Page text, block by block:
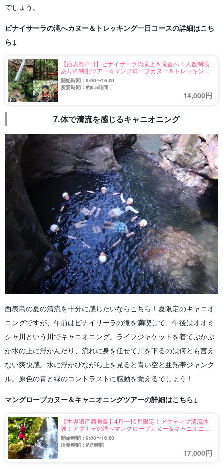
でしょう。
ピナイサーラの滝へカヌー＆トレッキング一日コースの詳細はこち
ら↓
【西表島/1日】ピナイサーラの滝上＆滝壺へ！人数制限
ありの特別ツアー☆マングローブカヌー＆トレッキング
コース♪滝上からの景色は感動間違いなし◎ランチ付き
（No.12）
開始時間：9:00〜16:00
所要時間：約6.5時間
14,000円
7.体で清流を感じるキャニオニング
西表島の夏の清流を十分に感じたいならこちら！夏限定のキャニオ
ニングですが、午前はピナイサーラの滝を満喫して、午後はオオミ
シャ川という川でキャニオニング。 ライフジャケットを着てぷかぷ
か水の上に浮かんだり、流れに身を任せて川を下るのは何とも言え
ない爽快感。水に浮かびながら上を見ると青い空と亜熱帯ジャング
ル。 原色の青と緑のコントラストに感動を覚えるでしょう！
マングローブカヌー＆キャニオニングツアーの詳細はこちら↓
【世界遺産西表島】4月〜10月限定！アクティブ清流体
験！アダナデの滝へマングローブカヌー＆キャニオニン
グ1日ツアー《嬉しい昼食付き》（No.9）
開始時間：9:00〜16:00
所要時間：約7時間
17,000円